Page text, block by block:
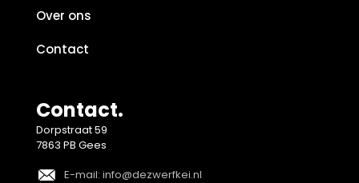
Over ons
Contact
Contact.
Dorpstraat 59
7863 PB Gees
E-mail: info@dezwerfkei.nl